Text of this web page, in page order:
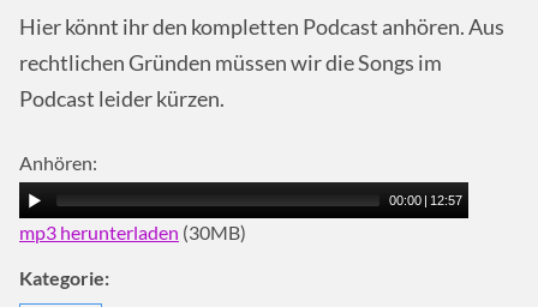
Hier könnt ihr den kompletten Podcast anhören. Aus
rechtlichen Gründen müssen wir die Songs im
Podcast leider kürzen.
Anhören:
00:00 12:57
mp3 herunterladen (30MB)
Kategorie: